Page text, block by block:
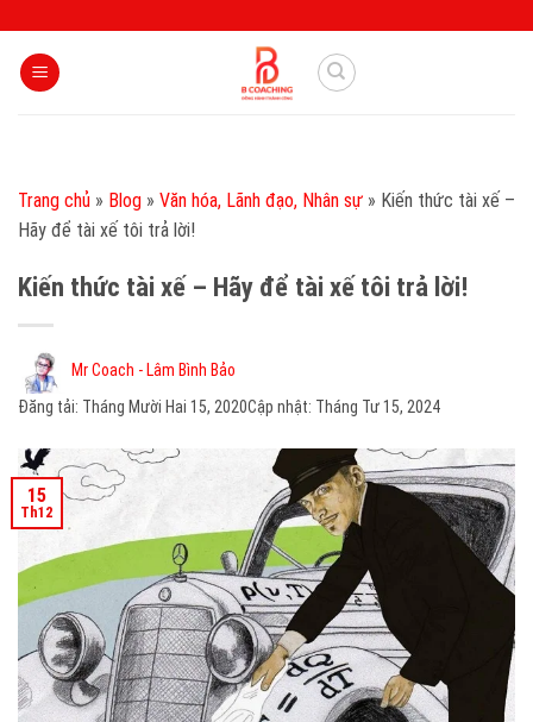
content
Trang chủ » Blog » Văn hóa, Lãnh đạo, Nhân sự » Kiến thức tài xế –
Hãy để tài xế tôi trả lời!
Kiến thức tài xế – Hãy để tài xế tôi trả lời!
Mr Coach - Lâm Bình Bảo
Đăng tải: Tháng Mười Hai 15, 2020Cập nhật: Tháng Tư 15, 2024
15
Th12